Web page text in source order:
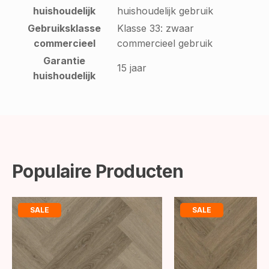
huishoudelijk
huishoudelijk gebruik
Gebruiksklasse
commercieel
Klasse 33: zwaar
commercieel gebruik
Garantie
huishoudelijk
15 jaar
Populaire Producten
SALE SALE